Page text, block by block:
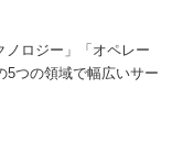
ノロジー」「オペレー
5つの領域で幅広いサー